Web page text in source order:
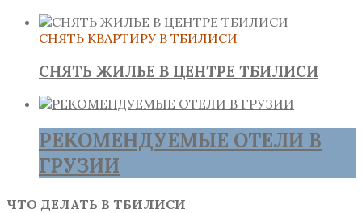
СНЯТЬ КВАРТИРУ В ТБИЛИСИ
СНЯТЬ ЖИЛЬЕ В ЦЕНТРЕ ТБИЛИСИ
РЕКОМЕНДУЕМЫЕ ОТЕЛИ В
ГРУЗИИ
ЧТО ДЕЛАТЬ В ТБИЛИСИ